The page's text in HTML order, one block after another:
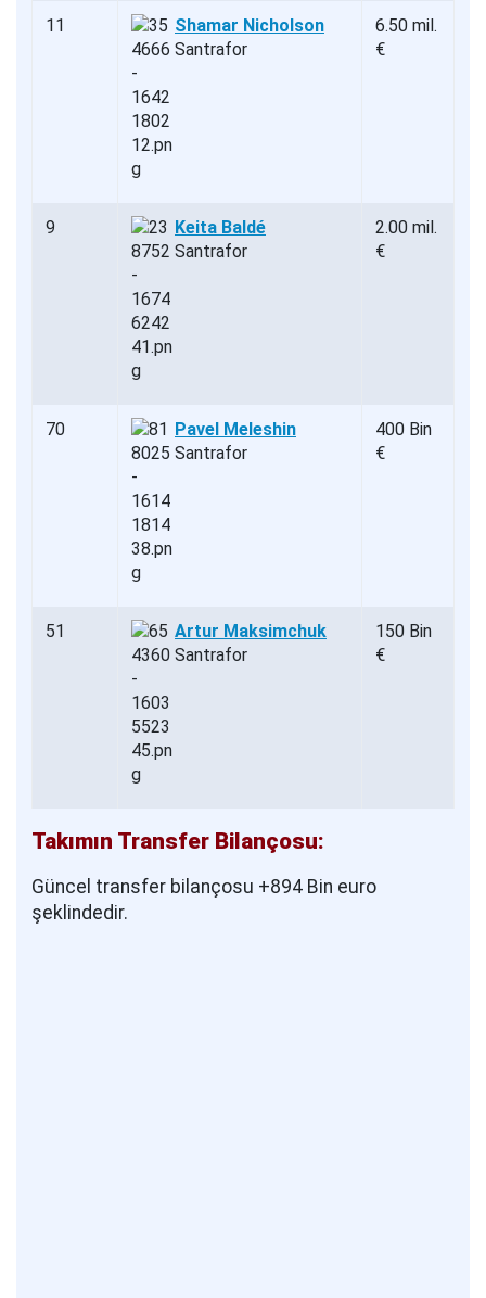
11
Shamar Nicholson
Santrafor
6.50 mil.
€
9
Keita Baldé
Santrafor
2.00 mil.
€
70
Pavel Meleshin
Santrafor
400 Bin
€
51
Artur Maksimchuk
Santrafor
150 Bin
€
Takımın Transfer Bilançosu:
Güncel transfer bilançosu +894 Bin euro
şeklindedir.